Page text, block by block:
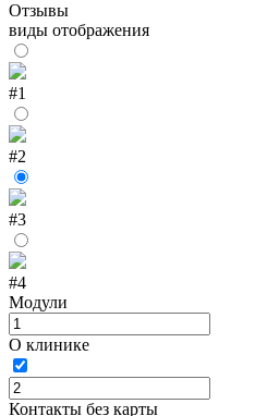
Отзывы
виды отображения
#1
#2
#3
#4
Модули
О клинике
Контакты без карты